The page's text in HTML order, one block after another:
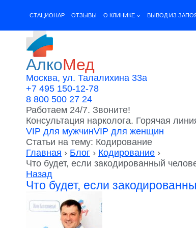
CТАЦИОНАР ОТЗЫВЫ О КЛИНИКЕ ВЫВОД ИЗ
АлкоМед
Москва, ул. Талалихина 33а
+7 495 150-12-78
8 800 500 27 24
Работаем 24/7. Звоните!
Консультация нарколога. Горячая
VIP для мужчинVIP для женщин
Статьи на тему: Кодирование
Главная › Блог › Кодирование ›
Что будет, если закодированный
Назад
Что будет, если